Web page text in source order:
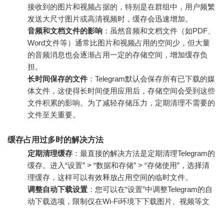
接收到的图片和视频占据的，特别是在群组中，用户频繁
发送大尺寸图片或高清视频时，缓存会迅速增加。
音频和文档文件的影响 ：虽然音频和文档文件（如PDF、
Word文件等）通常比图片和视频占用的空间少，但大量
的音频消息也会逐渐占用一定的存储空间，增加缓存负
担。
长时间保存的文件 ：Telegram默认会保存所有已下载的媒
体文件，这使得长时间使用应用后，存储空间会受到这些
文件积累的影响。为了减轻存储压力，定期清理不需要的
文件至关重要。
缓存占用过多时的解决方法
定期清理缓存 ：最直接的解决方法是定期清理Telegram的
缓存。进入“设置” > “数据和存储” > “存储使用”，选择清
理缓存，这样可以有效释放占用空间的临时文件。
调整自动下载设置 ：您可以在“设置”中调整Telegram的自
动下载选项，限制仅在Wi-Fi环境下下载图片、视频等文